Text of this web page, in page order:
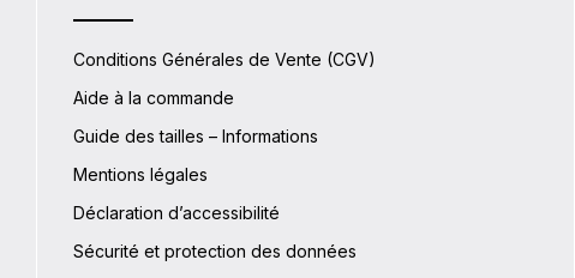
Conditions Générales de Vente (CGV)
Aide à la commande
Guide des tailles – Informations
Mentions légales
Déclaration d’accessibilité
Sécurité et protection des données